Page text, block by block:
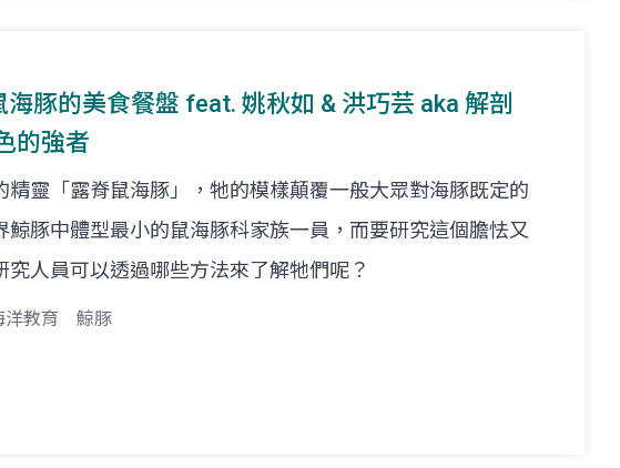
海豚的美食餐盤 feat. 姚秋如 & 洪巧芸 aka 解剖
的強者
精靈「露脊鼠海豚」，牠的模樣顛覆一般大眾對海豚既定的
鯨豚中體型最小的鼠海豚科家族一員，而要研究這個膽怯又
究人員可以透過哪些方法來了解牠們呢？
洋教育 鯨豚